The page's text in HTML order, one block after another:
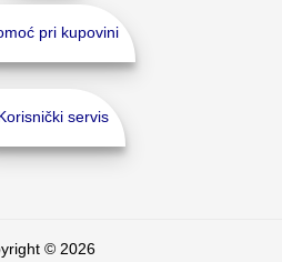
pri kupovini
servis
© 2026